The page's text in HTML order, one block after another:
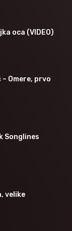
oca (VIDEO)
Omere, prvo
Songlines
velike